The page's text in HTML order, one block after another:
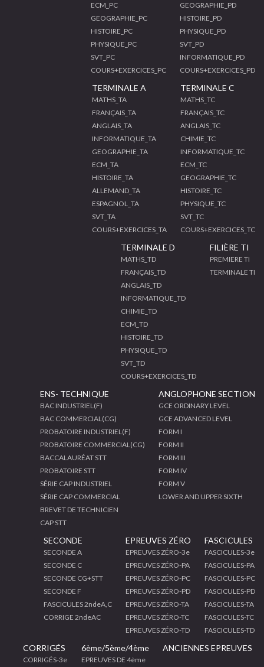
ECM_PC
GEOGRAPHIE_PC
HISTOIRE_PC
PHYSIQUE_PC
SVT_PC
COURS+EXERCICES_PC
GEOGRAPHIE_PD
HISTOIRE_PD
PHYSIQUE_PD
SVT_PD
INFORMATIQUE_PD
COURS+EXERCICES_PD
TERMINALE A
MATHS_TA
FRANÇAIS_TA
ANGLAIS_TA
INFORMATIQUE_TA
GEOGRAPHIE_TA
ECM_TA
HISTOIRE_TA
ALLEMAND_TA
ESPAGNOL_TA
SVT_TA
COURS+EXERCICES_TA
TERMINALE C
MATHS_TC
FRANÇAIS_TC
ANGLAIS_TC
CHIMIE_TC
INFORMATIQUE_TC
ECM_TC
GEOGRAPHIE_TC
HISTOIRE_TC
PHYSIQUE_TC
SVT_TC
COURS+EXERCICES_TC
TERMINALE D
MATHS_TD
FRANÇAIS_TD
ANGLAIS_TD
INFORMATIQUE_TD
CHIMIE_TD
ECM_TD
HISTOIRE_TD
PHYSIQUE_TD
SVT_TD
COURS+EXERCICES_TD
FILIÈRE TI
PREMIERE TI
TERMINALE TI
ENS- TECHNIQUE
BAC INDUSTRIEL(F)
BAC COMMERCIAL(CG)
PROBATOIRE INDUSTRIEL(F)
PROBATOIRE COMMERCIAL(CG)
BACCALAURÉAT STT
PROBATOIRE STT
SÉRIE CAP INDUSTRIEL
SÉRIE CAP COMMERCIAL
BREVET DE TECHNICIEN
CAP STT
ANGLOPHONE SECTION
GCE ORDINARY LEVEL
GCE ADVANCED LEVEL
FORM I
FORM II
FORM III
FORM IV
FORM V
LOWER AND UPPER SIXTH
SECONDE
SECONDE A
SECONDE C
SECONDE CG+STT
SECONDE F
FASCICULES 2ndeA,C
CORRIGE 2ndeAC
EPREUVES ZÉRO
EPREUVES ZÉRO-3e
EPREUVES ZÉRO-PA
EPREUVES ZÉRO-PC
EPREUVES ZÉRO-PD
EPREUVES ZÉRO-TA
EPREUVES ZÉRO-TC
EPREUVES ZÉRO-TD
FASCICULES
FASCICULES-3e
FASCICULES-PA
FASCICULES-PC
FASCICULES-PD
FASCICULES-TA
FASCICULES-TC
FASCICULES-TD
CORRIGÉS
CORRIGÉS-3e
6ème/5ème/4ème
EPREUVES DE 4ème
ANCIENNES EPREUVES